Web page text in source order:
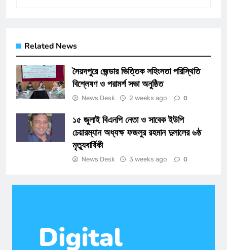
Related News
সৈয়দপুরে জেন্ডার ভিত্তিক সহিংসতা পরিস্থিতি
বিশ্লেষণ ও পরামর্শ সভা অনুষ্ঠিত
News Desk 2 weeks ago 0
১৫ জুলাই বিএনপি নেতা ও সাবেক ইউপি
চেয়ারম্যান অধ্যক্ষ ফজলুর রহমান দুলালের ৬ষ্ঠ
মৃত্যুবার্ষিকী
News Desk 3 weeks ago 0